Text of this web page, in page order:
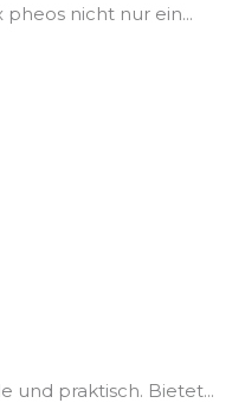
pheos nicht nur ein...
und praktisch. Bietet...